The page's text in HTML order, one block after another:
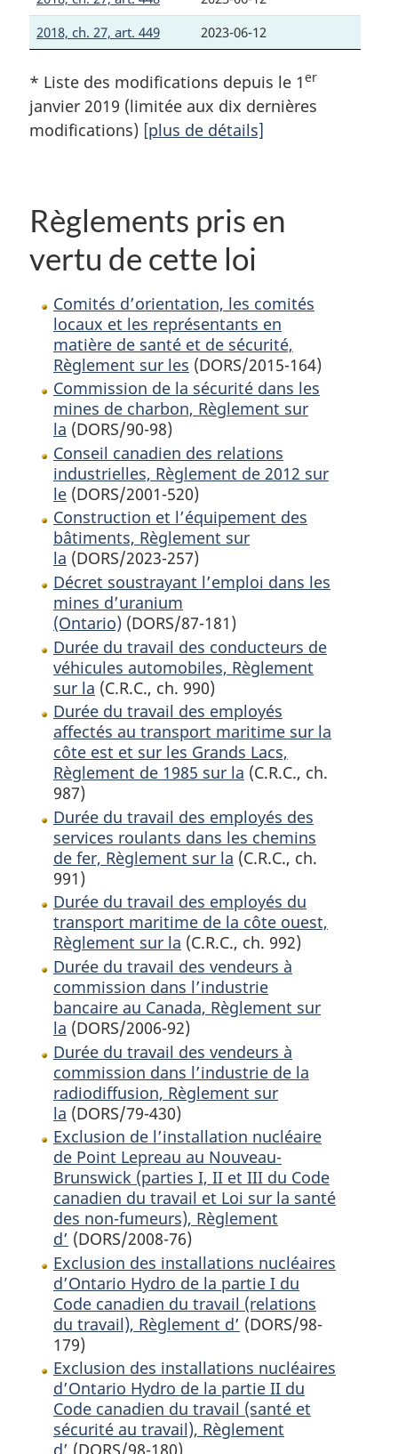
2018, ch. 27, art. 449
2023-06-12
* Liste des modifications depuis le 1er
janvier 2019 (limitée aux dix dernières
modifications) [plus de détails]
Règlements pris en
vertu de cette loi
Comités d’orientation, les comités
locaux et les représentants en
matière de santé et de sécurité,
Règlement sur les (DORS/2015-164)
Commission de la sécurité dans les
mines de charbon, Règlement sur
la (DORS/90-98)
Conseil canadien des relations
industrielles, Règlement de 2012 sur
le (DORS/2001-520)
Construction et l’équipement des
bâtiments, Règlement sur
la (DORS/2023-257)
Décret soustrayant l’emploi dans les
mines d’uranium
(Ontario) (DORS/87-181)
Durée du travail des conducteurs de
véhicules automobiles, Règlement
sur la (C.R.C., ch. 990)
Durée du travail des employés
affectés au transport maritime sur la
côte est et sur les Grands Lacs,
Règlement de 1985 sur la (C.R.C., ch.
987)
Durée du travail des employés des
services roulants dans les chemins
de fer, Règlement sur la (C.R.C., ch.
991)
Durée du travail des employés du
transport maritime de la côte ouest,
Règlement sur la (C.R.C., ch. 992)
Durée du travail des vendeurs à
commission dans l’industrie
bancaire au Canada, Règlement sur
la (DORS/2006-92)
Durée du travail des vendeurs à
commission dans l’industrie de la
radiodiffusion, Règlement sur
la (DORS/79-430)
Exclusion de l’installation nucléaire
de Point Lepreau au Nouveau-
Brunswick (parties I, II et III du Code
canadien du travail et Loi sur la santé
des non-fumeurs), Règlement
d’ (DORS/2008-76)
Exclusion des installations nucléaires
d’Ontario Hydro de la partie I du
Code canadien du travail (relations
du travail), Règlement d’ (DORS/98-
179)
Exclusion des installations nucléaires
d’Ontario Hydro de la partie II du
Code canadien du travail (santé et
sécurité au travail), Règlement